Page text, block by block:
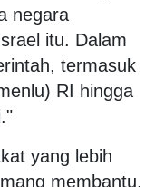
negara
itu. Dalam
termasuk
RI hingga
yang lebih
membantu,